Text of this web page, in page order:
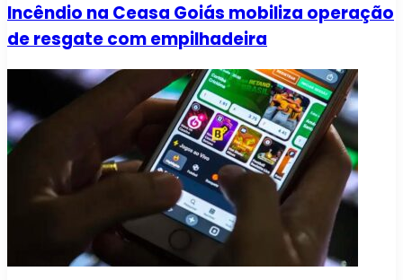
Incêndio na Ceasa Goiás mobiliza operação
de resgate com empilhadeira